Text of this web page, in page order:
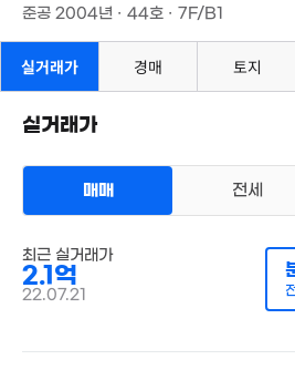
6.5억
3,950만
35m²
10.2억
상가사무실
/전
준공 2004년 · 44호 · 7F/B1
실거래가 경매 토지
실거래가
매매 전세
최근 실거래가
2.1억
22.07.21